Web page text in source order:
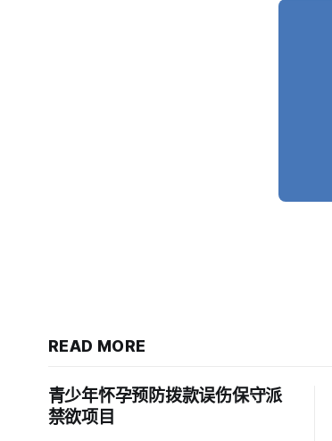
READ MORE
青少年怀孕预防拨款误伤保守派
禁欲项目